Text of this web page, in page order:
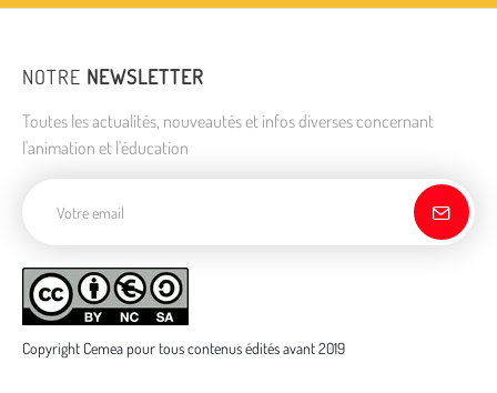
NOTRE NEWSLETTER
Toutes les actualités, nouveautés et infos diverses concernant
l'animation et l'éducation
Copyright Cemea pour tous contenus édités avant 2019